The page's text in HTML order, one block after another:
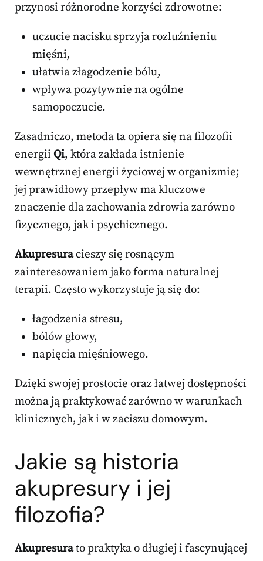
przynosi różnorodne korzyści zdrowotne:
uczucie nacisku sprzyja rozluźnieniu
mięśni,
ułatwia złagodzenie bólu,
wpływa pozytywnie na ogólne
samopoczucie.
Zasadniczo, metoda ta opiera się na filozofii
energii Qi, która zakłada istnienie
wewnętrznej energii życiowej w organizmie;
jej prawidłowy przepływ ma kluczowe
znaczenie dla zachowania zdrowia zarówno
fizycznego, jak i psychicznego.
Akupresuracieszy się rosnącym
zainteresowaniem jako forma naturalnej
terapii. Często wykorzystuje ją się do:
łagodzenia stresu,
bólów głowy,
napięcia mięśniowego.
Dzięki swojej prostocie oraz łatwej dostępności
można ją praktykować zarówno w warunkach
klinicznych, jak i w zaciszu domowym.
Jakie są historia
akupresury i jej
filozofia?
Akupresurato praktyka o długiej i fascynującej